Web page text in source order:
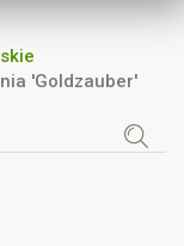
'Goldzauber'